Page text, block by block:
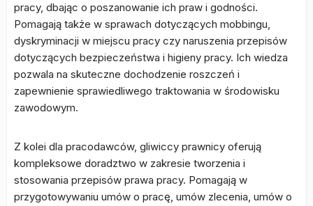
pracy, dbając o poszanowanie ich praw i godności.
Pomagają także w sprawach dotyczących mobbingu,
dyskryminacji w miejscu pracy czy naruszenia przepisów
dotyczących bezpieczeństwa i higieny pracy. Ich wiedza
pozwala na skuteczne dochodzenie roszczeń i
zapewnienie sprawiedliwego traktowania w środowisku
zawodowym.
Z kolei dla pracodawców, gliwiccy prawnicy oferują
kompleksowe doradztwo w zakresie tworzenia i
stosowania przepisów prawa pracy. Pomagają w
przygotowywaniu umów o pracę, umów zlecenia, umów o